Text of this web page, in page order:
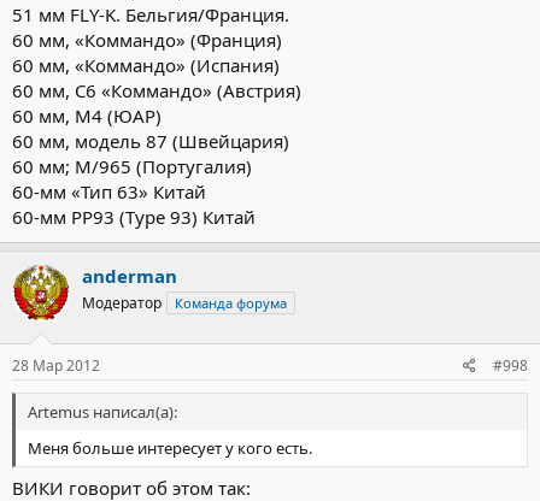
51 мм FLY-K. Бельгия/Франция.
60 мм, «Коммандо» (Франция)
60 мм, «Коммандо» (Испания)
60 мм, С6 «Коммандо» (Австрия)
60 мм, М4 (ЮАР)
60 мм, модель 87 (Швейцария)
60 мм; М/965 (Португалия)
60-мм «Тип 63» Китай
60-мм PP93 (Type 93) Китай
anderman
Модератор Команда форума
28 Мар 2012 #998
Artemus написал(а):
Меня больше интересует у кого есть.
ВИКИ говорит об этом так: